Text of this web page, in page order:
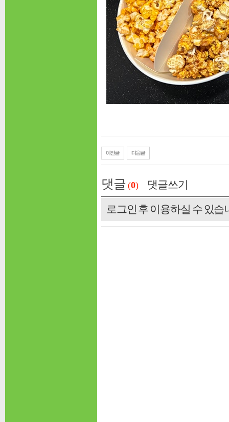
댓글(0)
댓글쓰기
로그인 후 이용하실 수 있